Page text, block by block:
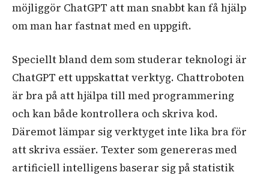
möjliggör ChatGPT att man snabbt kan få hjälp
om man har fastnat med en uppgift.
Speciellt bland dem som studerar teknologi är
ChatGPT ett uppskattat verktyg. Chattroboten
är bra på att hjälpa till med programmering
och kan både kontrollera och skriva kod.
Däremot lämpar sig verktyget inte lika bra för
att skriva essäer. Texter som genereras med
artificiell intelligens baserar sig på statistik